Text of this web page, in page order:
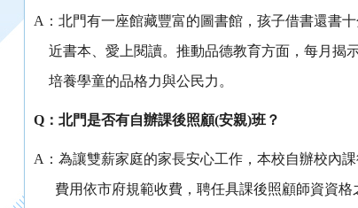
A ：北門有一座館藏豐富的圖書館，孩子借書還書
近書本、愛上閱讀。推動品德教育方面，每月揭
培養學童的品格力與公民力。
Q ：北門是否有自辦課後照顧(安親)班？
A ：為讓雙薪家庭的家長安心工作，本校自辦校內
費用依市府規範收費，聘任具課後照顧師資資